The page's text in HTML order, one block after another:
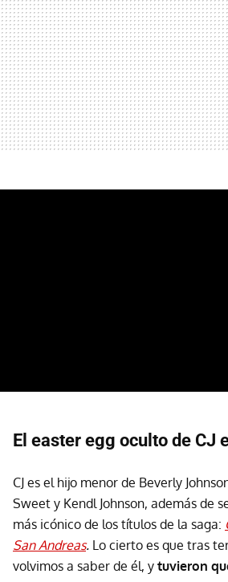
El easter egg oculto de CJ
CJ es el hijo menor de Beverly
Sweet y Kendl Johnson, además de
más icónico de los títulos de la saga:
San Andreas. Lo cierto es que tras
volvimos a saber de él, y tuvieron